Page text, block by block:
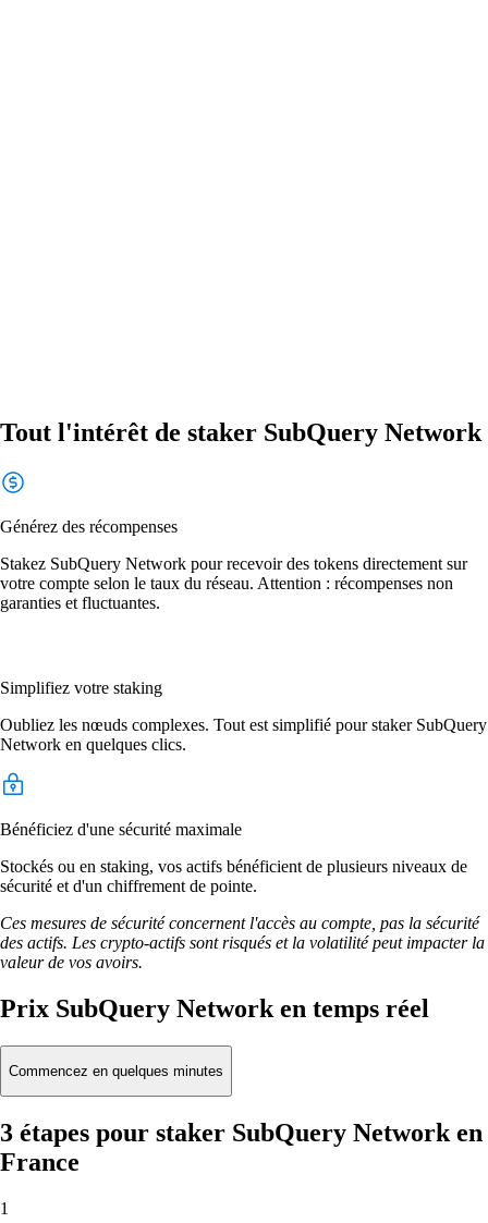
Tout l'intérêt de staker SubQuery Network
Générez des récompenses
Stakez SubQuery Network pour recevoir des tokens directement sur
votre compte selon le taux du réseau. Attention : récompenses non
garanties et fluctuantes.
Simplifiez votre staking
Oubliez les nœuds complexes. Tout est simplifié pour staker SubQuery
Network en quelques clics.
Bénéficiez d'une sécurité maximale
Stockés ou en staking, vos actifs bénéficient de plusieurs niveaux de
sécurité et d'un chiffrement de pointe.
Ces mesures de sécurité concernent l'accès au compte, pas la sécurité
des actifs. Les crypto-actifs sont risqués et la volatilité peut impacter la
valeur de vos avoirs.
Prix SubQuery Network en temps réel
Commencez en quelques minutes
3 étapes pour staker SubQuery Network en
France
1